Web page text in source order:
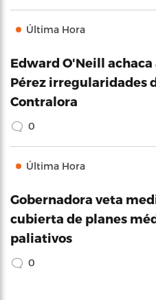
Última Hora
Edward O'Neill
Pérez irregularidades
Contralora
0
Última Hora
Gobernadora veta
cubierta de planes
paliativos
0